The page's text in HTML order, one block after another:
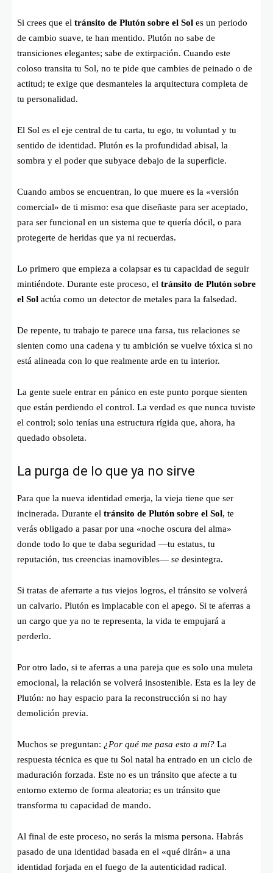
Si crees que el tránsito de Plutón sobre el Sol es un periodo
de cambio suave, te han mentido. Plutón no sabe de
transiciones elegantes; sabe de extirpación. Cuando este
coloso transita tu Sol, no te pide que cambies de peinado o de
actitud; te exige que desmanteles la arquitectura completa de
tu personalidad.
El Sol es el eje central de tu carta, tu ego, tu voluntad y tu
sentido de identidad. Plutón es la profundidad abisal, la
sombra y el poder que subyace debajo de la superficie.
Cuando ambos se encuentran, lo que muere es la «versión
comercial» de ti mismo: esa que diseñaste para ser aceptado,
para ser funcional en un sistema que te quería dócil, o para
protegerte de heridas que ya ni recuerdas.
Lo primero que empieza a colapsar es tu capacidad de seguir
mintiéndote. Durante este proceso, el tránsito de Plutón sobre
el Sol actúa como un detector de metales para la falsedad.
De repente, tu trabajo te parece una farsa, tus relaciones se
sienten como una cadena y tu ambición se vuelve tóxica si no
está alineada con lo que realmente arde en tu interior.
La gente suele entrar en pánico en este punto porque sienten
que están perdiendo el control. La verdad es que nunca tuviste
el control; solo tenías una estructura rígida que, ahora, ha
quedado obsoleta.
La purga de lo que ya no sirve
Para que la nueva identidad emerja, la vieja tiene que ser
incinerada. Durante el tránsito de Plutón sobre el Sol, te
verás obligado a pasar por una «noche oscura del alma»
donde todo lo que te daba seguridad —tu estatus, tu
reputación, tus creencias inamovibles— se desintegra.
Si tratas de aferrarte a tus viejos logros, el tránsito se volverá
un calvario. Plutón es implacable con el apego. Si te aferras a
un cargo que ya no te representa, la vida te empujará a
perderlo.
Por otro lado, si te aferras a una pareja que es solo una muleta
emocional, la relación se volverá insostenible. Esta es la ley de
Plutón: no hay espacio para la reconstrucción si no hay
demolición previa.
Muchos se preguntan: ¿Por qué me pasa esto a mí? La
respuesta técnica es que tu Sol natal ha entrado en un ciclo de
maduración forzada. Este no es un tránsito que afecte a tu
entorno externo de forma aleatoria; es un tránsito que
transforma tu capacidad de mando.
Al final de este proceso, no serás la misma persona. Habrás
pasado de una identidad basada en el «qué dirán» a una
identidad forjada en el fuego de la autenticidad radical.